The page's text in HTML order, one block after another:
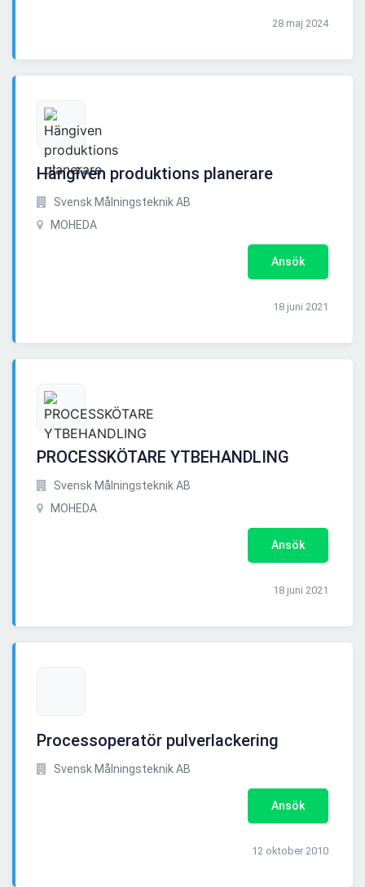
28 maj 2024
Hängiven produktions planerare
Svensk Målningsteknik AB
MOHEDA
Ansök
18 juni 2021
PROCESSKÖTARE YTBEHANDLING
Svensk Målningsteknik AB
MOHEDA
Ansök
18 juni 2021
Processoperatör pulverlackering
Svensk Målningsteknik AB
Ansök
12 oktober 2010